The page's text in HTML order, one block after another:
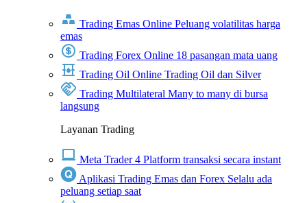
Trading Emas Online Peluang volatilitas harga
emas
Trading Forex Online 18 pasangan mata uang
Trading Oil Online Trading Oil dan Silver
Trading Multilateral Many to many di bursa
langsung
Layanan Trading
Meta Trader 4 Platform transaksi secara instant
Aplikasi Trading Emas dan Forex Selalu ada
peluang setiap saat